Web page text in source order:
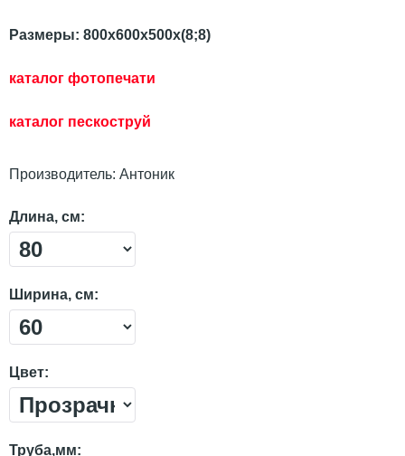
Размеры: 800х600х500х(8;8)
каталог фотопечати
каталог пескоструй
Производитель: Антоник
Длина, см:
Ширина, см:
Цвет:
Труба,мм: